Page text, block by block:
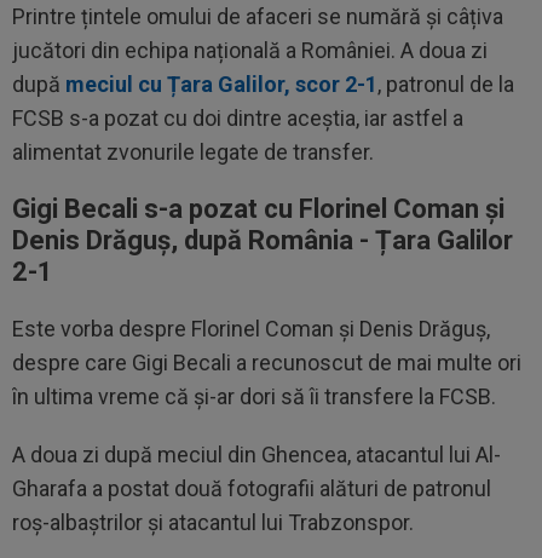
Printre țintele omului de afaceri se numără și câțiva
jucători din echipa națională a României. A doua zi
după meciul cu Țara Galilor, scor 2-1, patronul de la
FCSB s-a pozat cu doi dintre aceștia, iar astfel a
alimentat zvonurile legate de transfer.
Gigi Becali s-a pozat cu Florinel Coman și
Denis Drăguș, după România - Țara Galilor
2-1
Este vorba despre Florinel Coman și Denis Drăguș,
despre care Gigi Becali a recunoscut de mai multe ori
în ultima vreme că și-ar dori să îi transfere la FCSB.
A doua zi după meciul din Ghencea, atacantul lui Al-
Gharafa a postat două fotografii alături de patronul
roș-albaștrilor și atacantul lui Trabzonspor.